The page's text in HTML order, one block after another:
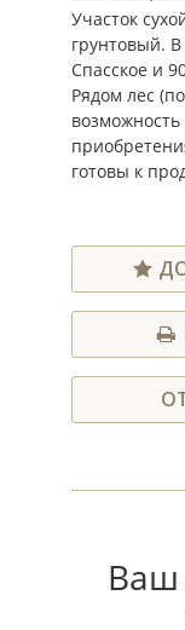
Участок
грунтовый.
Спасское и
Рядом лес
возможность
готовы к
Ваш